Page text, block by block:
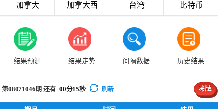
加拿大 加拿大西 台湾 比特币
结果预测 结果走势 间隔数据 历史结果
第08071046期 还有 00分15秒 刷新 咪牌